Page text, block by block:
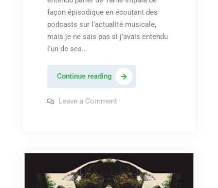
façon épisodique en écoutant des
podcasts sur l’actualité musicale,
mais je ne sais pas si j’avais entendu
l’un de ses…
Continue readingTame
Impala
–
Leave a Commenton